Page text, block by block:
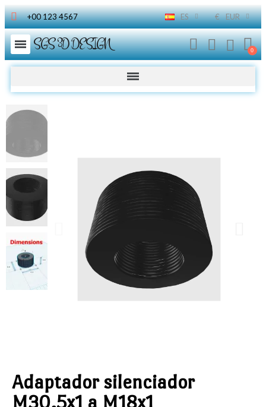
+00 123 4567 ES € EUR
SGS 3D DESIGN
Adaptador silenciador
M30,5x1 a M18x1